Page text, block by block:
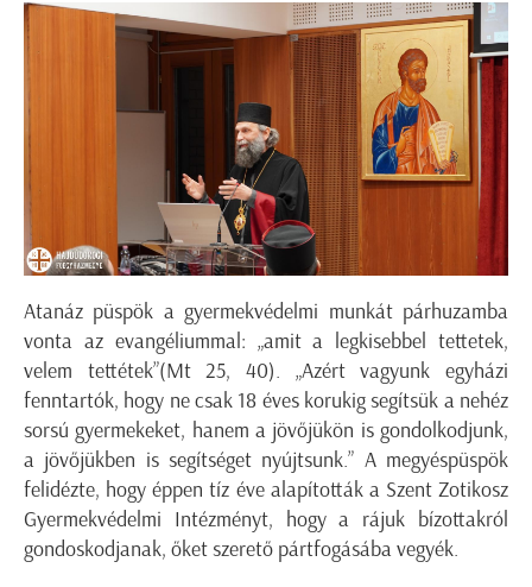
Atanáz püspök a gyermekvédelmi munkát párhuzamba
vonta az evangéliummal: „amit a legkisebbel tettetek,
velem tettétek”(Mt 25, 40). „Azért vagyunk egyházi
fenntartók, hogy ne csak 18 éves korukig segítsük a nehéz
sorsú gyermekeket, hanem a jövőjükön is gondolkodjunk,
a jövőjükben is segítséget nyújtsunk.” A megyéspüspök
felidézte, hogy éppen tíz éve alapították a Szent Zotikosz
Gyermekvédelmi Intézményt, hogy a rájuk bízottakról
gondoskodjanak, őket szerető pártfogásába vegyék.